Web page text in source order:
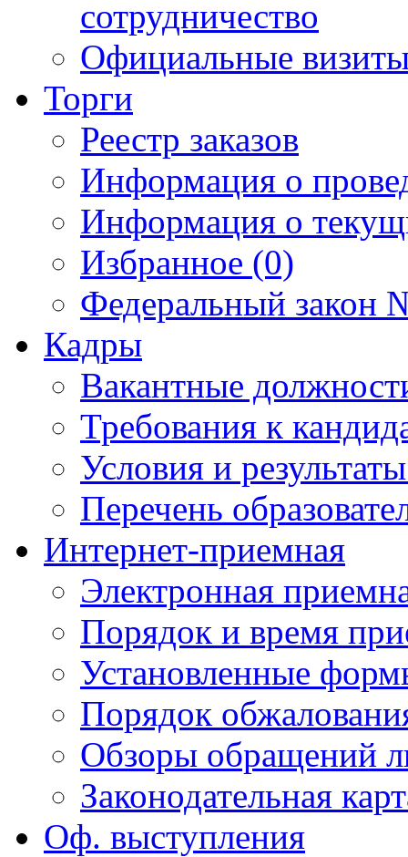
сотрудничество
Официальные
Торги
Реестр заказов
Информация о
Информация о
Избранное (0)
Федеральный закон
Кадры
Вакантные
Требования к
Условия и
Перечень
Интернет-приемная
Электронная
Порядок и время
Установленные
Порядок
Обзоры обращений
Законодательная
Оф. выступления